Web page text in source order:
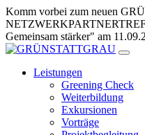
Zum
Inhalt
springen
Komm vorbei zum neuen
Gemeinsam stärker" am
Leistungen
Greening Check
Weiterbildung
Exkursionen
Vorträge